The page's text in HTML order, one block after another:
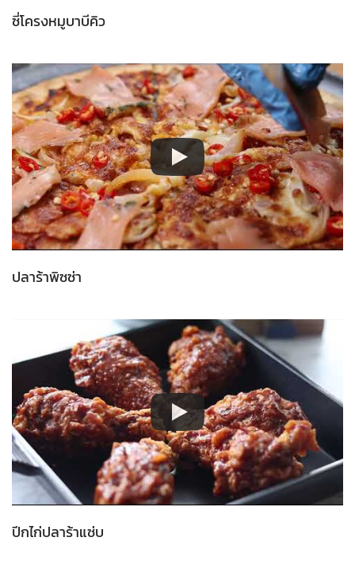
ซี่โครงหมูบาบีคิว
ปลาร้าพิซซ่า
ปีกไก่ปลาร้าแซ่บ